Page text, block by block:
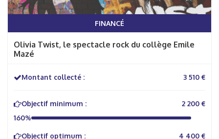
FINANCÉ
Olivia Twist, le spectacle rock du collège Emile
Mazé
Montant collecté : 3 510 €
Objectif minimum :
2 200 €
160%
Objectif optimum :
4 400 €